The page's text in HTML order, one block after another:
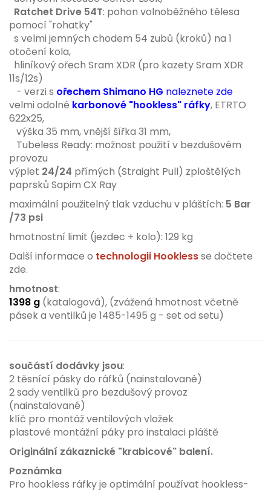
Ratchet Drive 54T: pohon volnoběžného tělesa
pomocí "rohatky"
s velmi jemných chodem 54 zubů (kroků) na 1
otočení kola,
hliníkový ořech Sram XDR (pro kazety Sram XDR
11s/12s)
- verzi s ořechem Shimano HG naleznete zde
velmi odolné karbonové "hookless" ráfky, ETRTO
622x25,
výška 35 mm, vnější šířka 31 mm,
Tubeless Ready: možnost použití v bezdušovém
provozu
výplet 24/24 přímých (Straight Pull) zploštělých
paprsků Sapim CX Ray
maximální použitelný tlak vzduchu v pláštích: 5 Bar
/73 psi
hmotnostní limit (jezdec + kolo): 129 kg
Další informace o technologii Hooklessse dočtete
zde.
hmotnost:
1398 g (katalogová), (zvážená hmotnost včetně
pásek a ventilků je 1485-1495 g - set od setu)
součástí dodávky jsou:
2 těsnící pásky do ráfků (nainstalované)
2 sady ventilků pro bezdušový provoz
(nainstalované)
klíč pro montáž ventilových vložek
plastové montážní páky pro instalaci pláště
Originální zákaznické "krabicové" balení.
Poznámka
Pro hookless ráfky je optimální používat hookless-